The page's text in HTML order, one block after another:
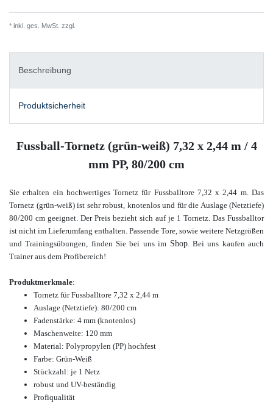
* inkl. ges. MwSt. zzgl.
Beschreibung
Produktsicherheit
Fussball-Tornetz (grün-weiß) 7,32 x 2,44 m / 4
mm PP, 80/200 cm
Sie erhalten ein hochwertiges Tornetz für Fussballtore 7,32 x 2,44 m. Das
Tornetz (grün-weiß) ist sehr robust, knotenlos und für die Auslage (Netztiefe)
80/200 cm geeignet. Der Preis bezieht sich auf je 1 Tornetz. Das Fussballtor
ist nicht im Lieferumfang enthalten. Passende Tore, sowie weitere Netzgrößen
und Trainingsübungen, finden Sie bei uns im Shop. Bei uns kaufen auch
Trainer aus dem Profibereich!
Produktmerkmale:
Tornetz für Fussballtore 7,32 x 2,44 m
Auslage (Netztiefe): 80/200 cm
Fadenstärke: 4 mm (knotenlos)
Maschenweite: 120 mm
Material: Polypropylen (PP) hochfest
Farbe: Grün-Weiß
Stückzahl: je 1 Netz
robust und UV-beständig
Profiqualität